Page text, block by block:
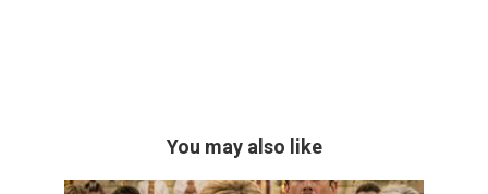
You may also like